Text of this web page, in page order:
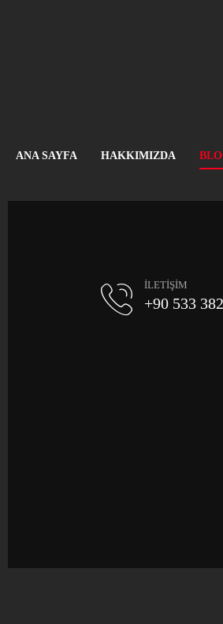
ANA SAYFA HAKKIMIZDA
İLETİŞİM
+90 533